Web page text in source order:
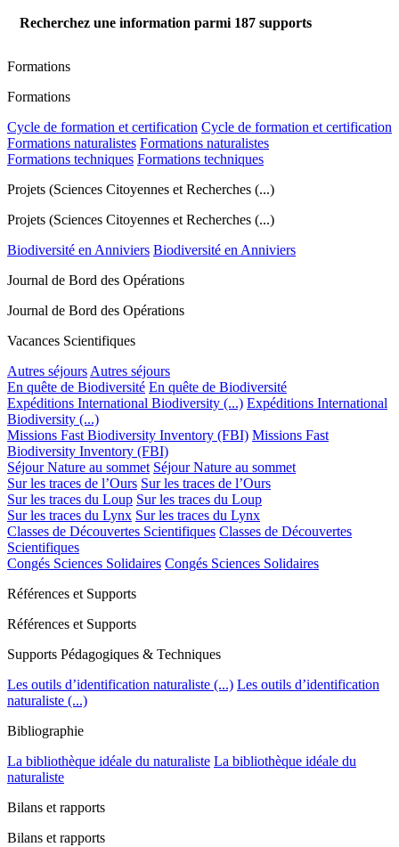
Recherchez une information parmi 187 supports
Formations
Formations
Cycle de formation et certification Cycle de formation et certification
Formations naturalistes Formations naturalistes
Formations techniques Formations techniques
Projets (Sciences Citoyennes et Recherches (...)
Projets (Sciences Citoyennes et Recherches (...)
Biodiversité en Anniviers Biodiversité en Anniviers
Journal de Bord des Opérations
Journal de Bord des Opérations
Vacances Scientifiques
Autres séjoursAutres séjours
En quête de Biodiversité En quête de Biodiversité
Expéditions International Biodiversity (...) Expéditions International
Biodiversity (...)
Missions Fast Biodiversity Inventory (FBI) Missions Fast
Biodiversity Inventory (FBI)
Séjour Nature au sommet Séjour Nature au sommet
Sur les traces de l’Ours Sur les traces de l’Ours
Sur les traces du Loup Sur les traces du Loup
Sur les traces du Lynx Sur les traces du Lynx
Classes de Découvertes Scientifiques Classes de Découvertes
Scientifiques
Congés Sciences Solidaires Congés Sciences Solidaires
Références et Supports
Références et Supports
Supports Pédagogiques & Techniques
Les outils d’identification naturaliste (...) Les outils d’identification
naturaliste (...)
Bibliographie
La bibliothèque idéale du naturaliste La bibliothèque idéale du
naturaliste
Bilans et rapports
Bilans et rapports